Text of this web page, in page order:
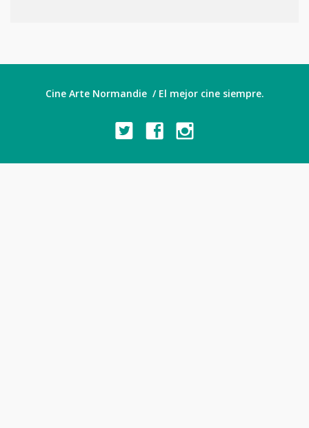
Cine Arte Normandie / El mejor cine siempre.